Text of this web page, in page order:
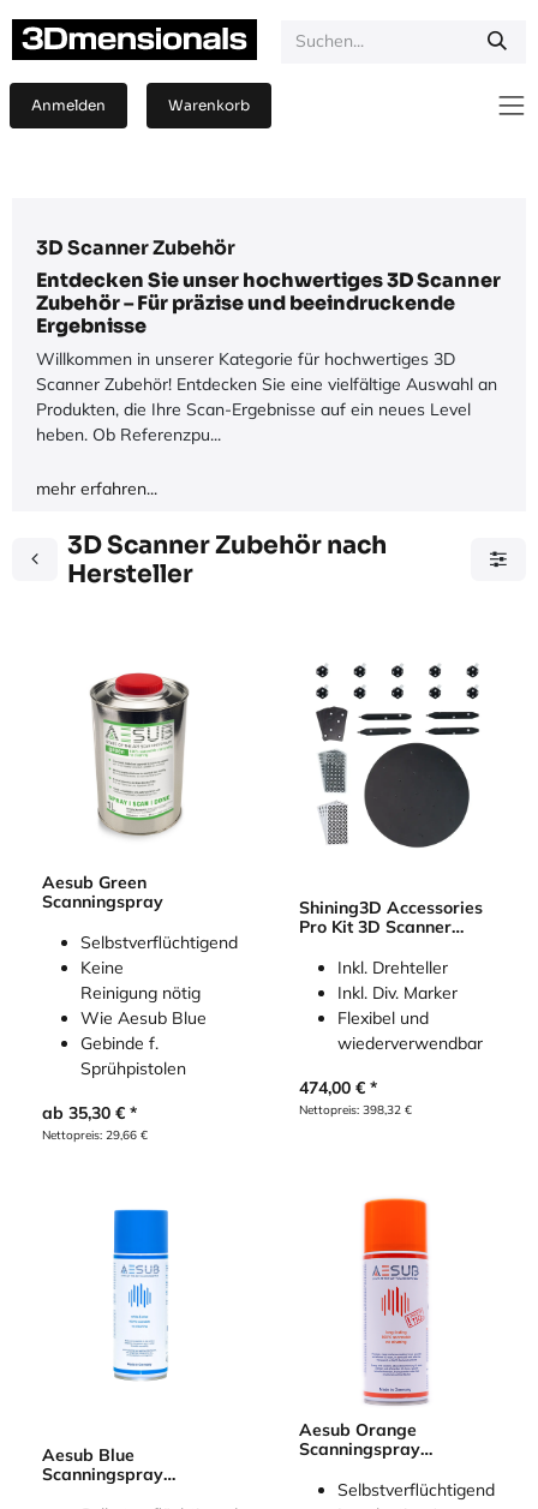
Anmelden Warenkorb
3D Scanner Zubehör
Entdecken Sie unser hochwertiges 3D Scanner
Zubehör – Für präzise und beeindruckende
Ergebnisse
Willkommen in unserer Kategorie für hochwertiges 3D
Scanner Zubehör! Entdecken Sie eine vielfältige Auswahl an
Produkten, die Ihre Scan-Ergebnisse auf ein neues Level
heben. Ob Referenzpu...
mehr erfahren...
3D Scanner Zubehör nach
Hersteller
Aesub Green
Scanningspray
Selbstverflüchtigend
Keine
Reinigung nötig
Wie Aesub Blue
Gebinde f.
Sprühpistolen
ab 35,30 €
Nettopreis: 29,66 €
Shining3D Accessories
Pro Kit 3D Scanner
Inkl. Drehteller
Inkl. Div. Marker
Flexibel und
wiederverwendbar
474,00€
Nettopreis: 398,32€
Aesub Blue
Scanningspray
Aesub Orange
Scanningspray
Selbstverflüchtigend